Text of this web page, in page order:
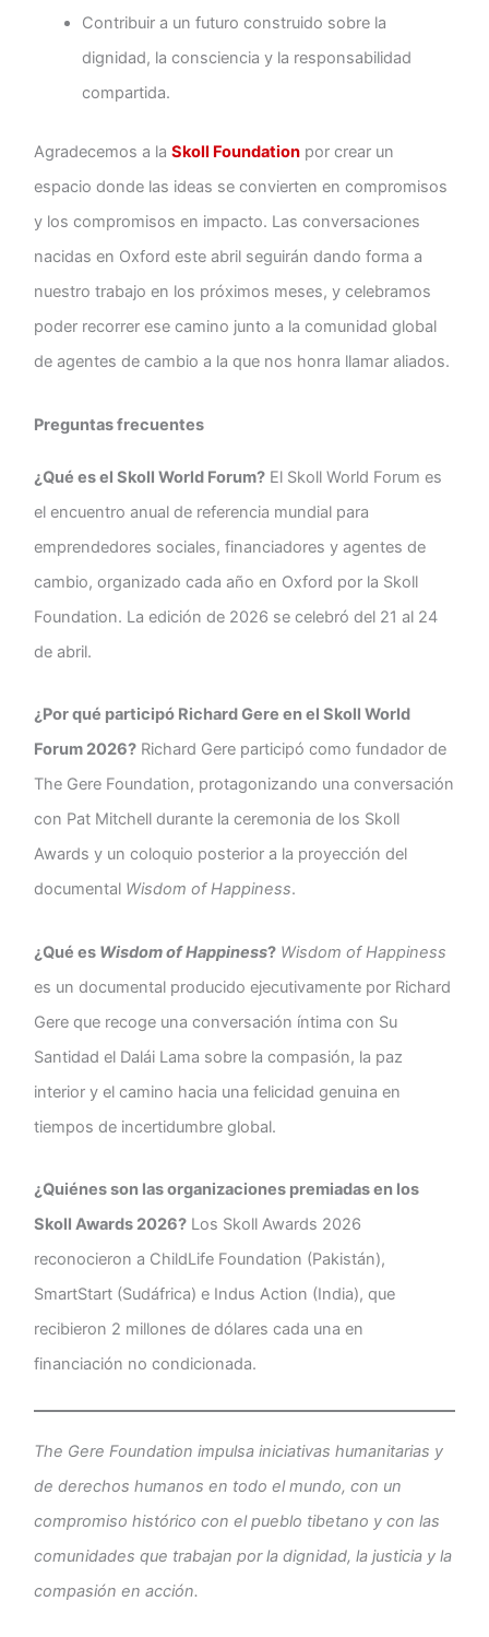
Contribuir a un futuro construido sobre la
dignidad, la consciencia y la responsabilidad
compartida.
Agradecemos a la Skoll Foundation por crear un
espacio donde las ideas se convierten en compromisos
y los compromisos en impacto. Las conversaciones
nacidas en Oxford este abril seguirán dando forma a
nuestro trabajo en los próximos meses, y celebramos
poder recorrer ese camino junto a la comunidad global
de agentes de cambio a la que nos honra llamar aliados.
Preguntas frecuentes
¿Qué es el Skoll World Forum? El Skoll World Forum es
el encuentro anual de referencia mundial para
emprendedores sociales, financiadores y agentes de
cambio, organizado cada año en Oxford por la Skoll
Foundation. La edición de 2026 se celebró del 21 al 24
de abril.
¿Por qué participó Richard Gere en el Skoll World
Forum 2026? Richard Gere participó como fundador de
The Gere Foundation, protagonizando una conversación
con Pat Mitchell durante la ceremonia de los Skoll
Awards y un coloquio posterior a la proyección del
documental Wisdom of Happiness.
¿Qué es Wisdom of Happiness? Wisdom of Happiness
es un documental producido ejecutivamente por Richard
Gere que recoge una conversación íntima con Su
Santidad el Dalái Lama sobre la compasión, la paz
interior y el camino hacia una felicidad genuina en
tiempos de incertidumbre global.
¿Quiénes son las organizaciones premiadas en los
Skoll Awards 2026? Los Skoll Awards 2026
reconocieron a ChildLife Foundation (Pakistán),
SmartStart (Sudáfrica) e Indus Action (India), que
recibieron 2 millones de dólares cada una en
financiación no condicionada.
The Gere Foundation impulsa iniciativas humanitarias y
de derechos humanos en todo el mundo, con un
compromiso histórico con el pueblo tibetano y con las
comunidades que trabajan por la dignidad, la justicia y la
compasión en acción.